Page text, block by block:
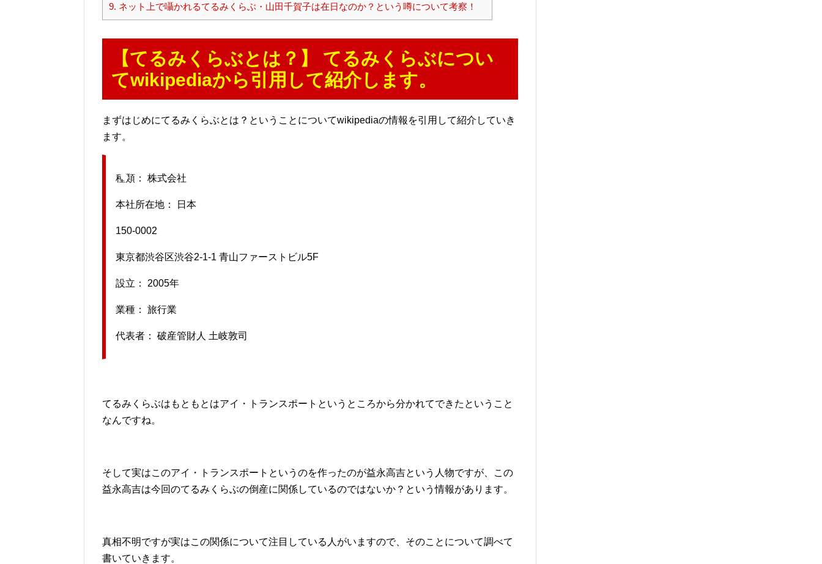
9. ネット上で囁かれるてるみくらぶ・山田千賀子は在日なのか？という噂について考察！
【てるみくらぶとは？】 てるみくらぶについ
てwikipediaから引用して紹介します。
まずはじめにてるみくらぶとは？ということについてwikipediaの情報を引用して紹介していき
ます。
種類： 株式会社
本社所在地： 日本
150-0002
東京都渋谷区渋谷2-1-1 青山ファーストビル5F
設立： 2005年
業種： 旅行業
代表者： 破産管財人 土岐敦司
てるみくらぶはもともとはアイ・トランスポートというところから分かれてできたということ
なんですね。
そして実はこのアイ・トランスポートというのを作ったのが益永高吉という人物ですが、この
益永高吉は今回のてるみくらぶの倒産に関係しているのではないか？という情報があります。
真相不明ですが実はこの関係について注目している人がいますので、そのことについて調べて
書いていきます。